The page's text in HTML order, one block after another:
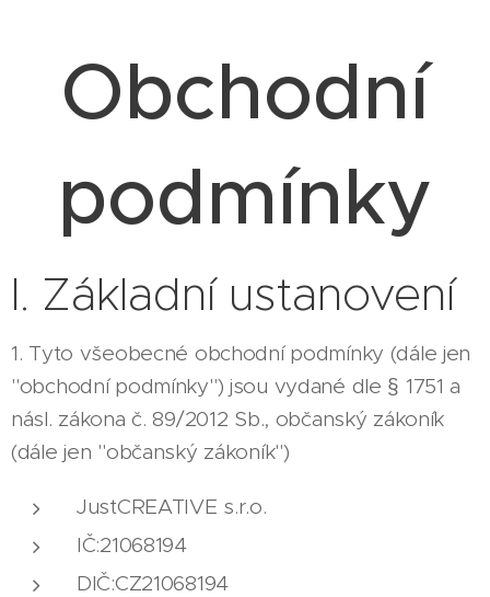
Obchodní
podmínky
I. Základní ustanovení
1. Tyto všeobecné obchodní podmínky (dále jen
"obchodní podmínky") jsou vydané dle § 1751 a
násl. zákona č. 89/2012 Sb., občanský zákoník
(dále jen "občanský zákoník")
JustCREATIVE s.r.o.
IČ:21068194
DIČ:CZ21068194